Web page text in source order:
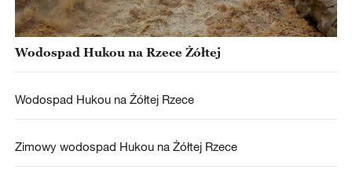
Wodospad Hukou na Rzece Żółtej
Wodospad Hukou na Żółtej Rzece
Zimowy wodospad Hukou na Żółtej Rzece